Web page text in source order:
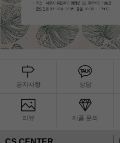
공지사항 상담
리뷰 제품 문의